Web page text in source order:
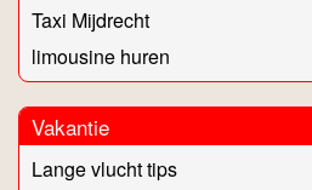
Taxi Mijdrecht
limousine huren
Vakantie
Lange vlucht tips